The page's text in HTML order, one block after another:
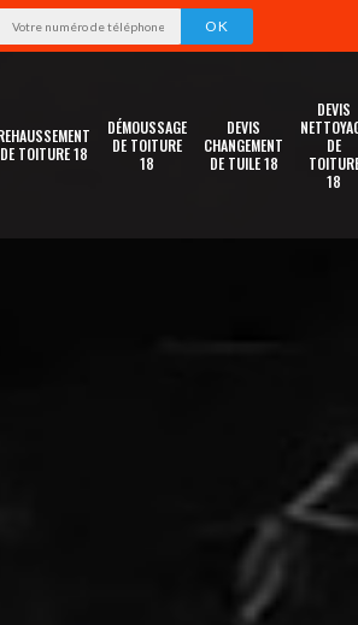
DE TOITURE 18
DÉMOUSSAGE
DE TOITURE
18
DEVIS
CHANGEMENT
DE TUILE 18
DEVIS
DE
18